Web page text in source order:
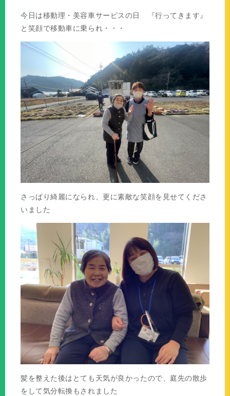
今日は移動理・美容車サービスの日 『行ってきます』
と笑顔で移動車に乗られ・・・
さっぱり綺麗になられ、更に素敵な笑顔を見せてくださ
いました
髪を整えた後はとても天気が良かったので、庭先の散歩
をして気分転換もされました